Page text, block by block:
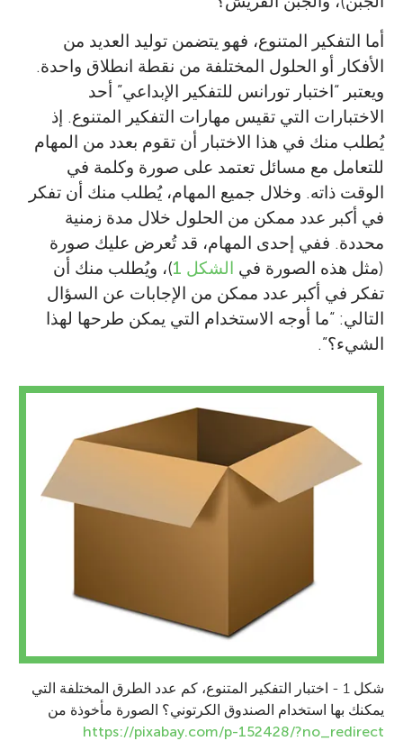
أما التفكير المتنوع، فهو يتضمن توليد العديد من
الأفكار أو الحلول المختلفة من نقطة انطلاق واحدة.
ويعتبر “اختبار تورانس للتفكير الإبداعي” أحد
الاختبارات التي تقيس مهارات التفكير المتنوع. إذ
يُطلب منك في هذا الاختبار أن تقوم بعدد من المهام
للتعامل مع مسائل تعتمد على صورة وكلمة في
الوقت ذاته. وخلال جميع المهام، يُطلب منك أن تفكر
في أكبر عدد ممكن من الحلول خلال مدة زمنية
محددة. ففي إحدى المهام، قد تُعرض عليك صورة
(مثل هذه الصورة في الشكل 1
)، ويُطلب منك أن
تفكر في أكبر عدد ممكن من الإجابات عن السؤال
التالي: “ما أوجه الاستخدام التي يمكن طرحها لهذا
الشيء؟”.
شكل 1 - اختبار التفكير المتنوع، كم عدد الطرق المختلفة التي
يمكنك بها استخدام الصندوق الكرتوني؟ الصورة مأخوذة من
https://pixabay.com/p-152428/?no_redirect